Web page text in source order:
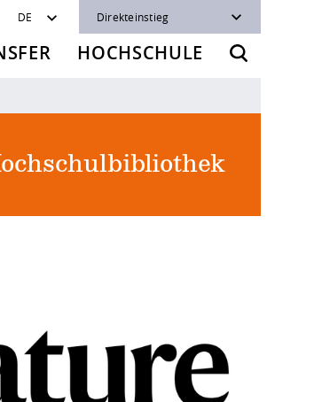
DE Direkteinstieg
HOCHSCHULE